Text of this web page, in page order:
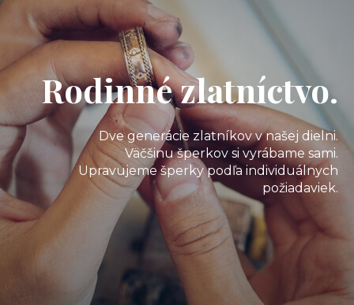
Rodinné zlatníctvo.
Dve generácie zlatníkov v našej dielni.
Väčšinu šperkov si vyrábame sami.
Upravujeme šperky podľa individuálnych
požiadaviek.